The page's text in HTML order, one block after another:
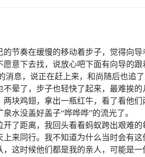
节奏在缓慢的移动着步子，觉得向
意下去找，说放心吧下面有向导的
消息，说正在赶上来，和尚随后也追
晕了，步子也轻快了起来，最难挨
块鸡翅，拿出一瓶红牛，看了看他们
水没盖好盖子“哗哗哗”的流光了。
了距离，我回头看看蚂蚁跨出艰难
来同行。我不知道为什么当时会有
这时候他们都是我的亲人，可能是一